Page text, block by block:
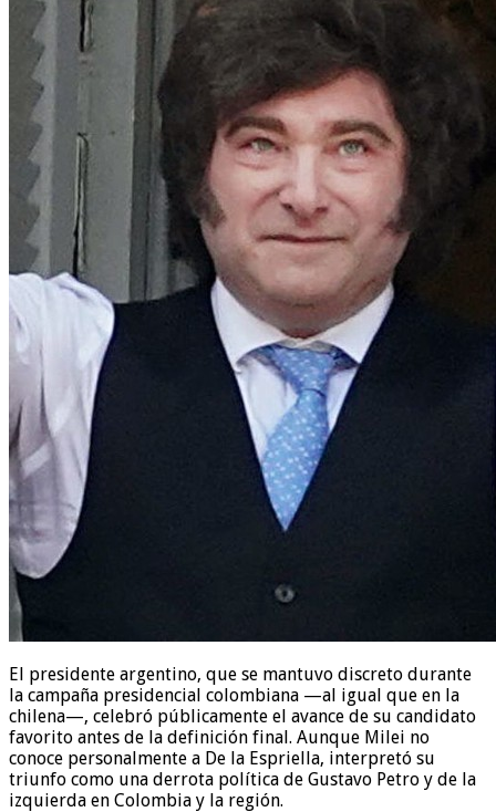
El presidente argentino, que se mantuvo discreto durante
la campaña presidencial colombiana —al igual que en la
chilena—, celebró públicamente el avance de su candidato
favorito antes de la definición final. Aunque Milei no
conoce personalmente a De la Espriella, interpretó su
triunfo como una derrota política de Gustavo Petro y de la
izquierda en Colombia y la región.